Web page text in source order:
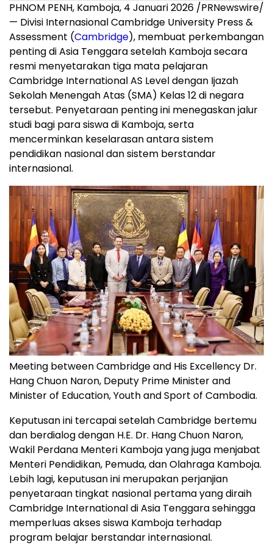
PHNOM PENH, Kamboja, 4 Januari 2026 /PRNewswire/
— Divisi InternasionalCambridge University Press &
Assessment (Cambridge), membuat perkembangan
penting diAsia Tenggarasetelah Kamboja secara
resmi menyetarakan tiga mata pelajaran
Cambridge International AS Level dengan Ijazah
Sekolah Menengah Atas (SMA) Kelas 12 di negara
tersebut. Penyetaraan penting ini menegaskan jalur
studi bagi para siswa di Kamboja, serta
mencerminkan keselarasan antara sistem
pendidikan nasional dan sistem berstandar
internasional.
Meeting between Cambridge and His Excellency Dr.
Hang Chuon Naron, Deputy Prime Minister and
Minister of Education, Youth and Sport of Cambodia.
Keputusan ini tercapai setelahCambridge bertemu
dan berdialog dengan H.E. Dr. Hang Chuon Naron,
Wakil Perdana Menteri Kamboja yang juga menjabat
Menteri Pendidikan, Pemuda, dan Olahraga Kamboja.
Lebih lagi, keputusan ini merupakan perjanjian
penyetaraan tingkat nasional pertama yang diraih
Cambridge International diAsia Tenggarasehingga
memperluas akses siswa Kamboja terhadap
program belajar berstandar internasional.